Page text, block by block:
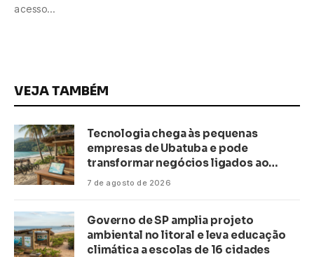
acesso…
VEJA TAMBÉM
Tecnologia chega às pequenas
empresas de Ubatuba e pode
transformar negócios ligados ao
turismo no litoral
7 de agosto de 2026
Governo de SP amplia projeto
ambiental no litoral e leva educação
climática a escolas de 16 cidades